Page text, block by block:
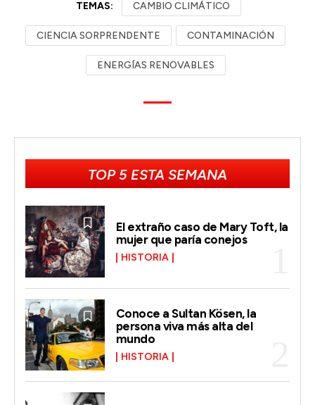
TEMAS: CAMBIO CLIMÁTICO
CIENCIA SORPRENDENTE CONTAMINACIÓN
ENERGÍAS RENOVABLES
TOP 5 ESTA SEMANA
El extraño caso de Mary Toft, la
mujer que paría conejos
HISTORIA
Conoce a Sultan Kösen, la
persona viva más alta del
mundo
HISTORIA